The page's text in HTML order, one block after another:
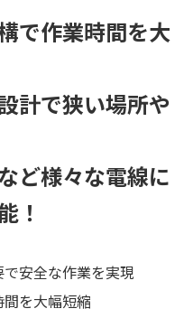
で作業時間を大
計で狭い場所や
ど様々な電線に
！
安全な作業を実現
を大幅短縮